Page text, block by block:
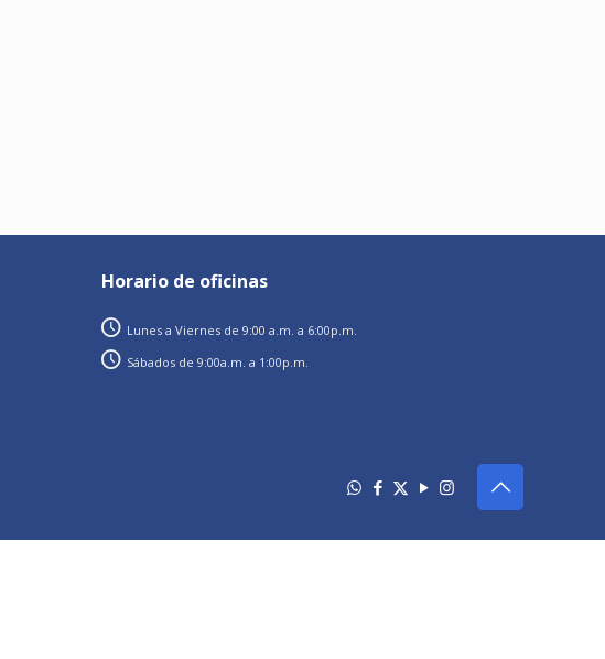
Horario de oficinas
Lunes a Viernes de 9:00 a.m. a 6:00p.m.
Sábados de 9:00a.m. a 1:00p.m.